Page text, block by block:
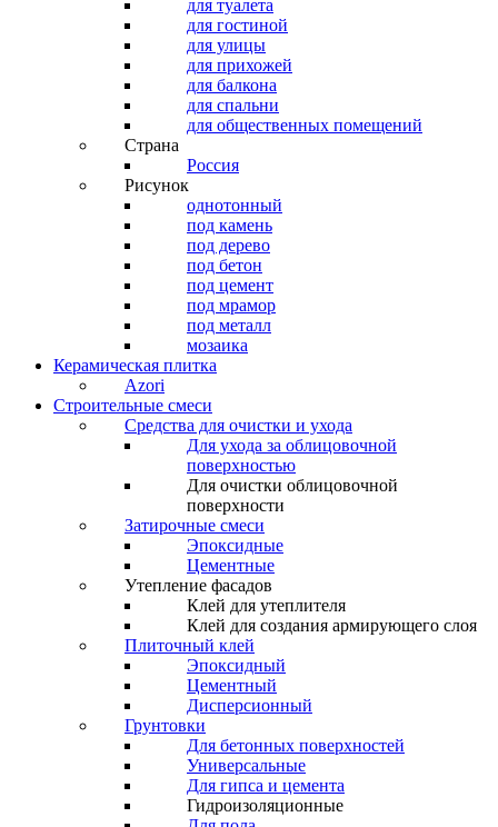
для туалета
для гостиной
для улицы
для прихожей
для балкона
для спальни
для общественных помещений
Страна
Россия
Рисунок
однотонный
под камень
под дерево
под бетон
под цемент
под мрамор
под металл
мозаика
Керамическая плитка
Azori
Строительные смеси
Средства для очистки и ухода
Для ухода за облицовочной
поверхностью
Для очистки облицовочной
поверхности
Затирочные смеси
Эпоксидные
Цементные
Утепление фасадов
Клей для утеплителя
Клей для создания армирующего слоя
Плиточный клей
Эпоксидный
Цементный
Дисперсионный
Грунтовки
Для бетонных поверхностей
Универсальные
Для гипса и цемента
Гидроизоляционные